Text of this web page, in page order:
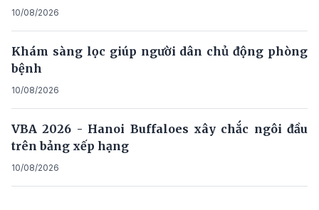
10/08/2026
Khám sàng lọc giúp người dân chủ động phòng
bệnh
10/08/2026
VBA 2026 - Hanoi Buffaloes xây chắc ngôi đầu
trên bảng xếp hạng
10/08/2026